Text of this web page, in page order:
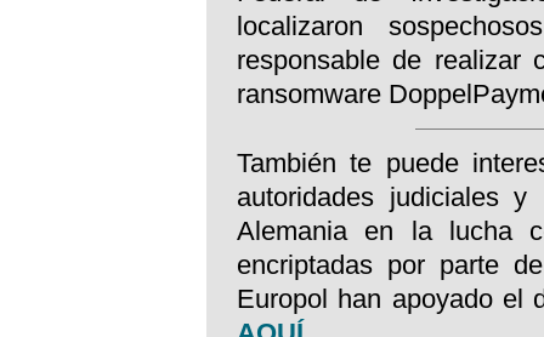
localizaron
responsable de realizar
ransomware
También te puede
autoridades judiciales
Alemania en la lucha
encriptadas por parte
Europol han apoyado el